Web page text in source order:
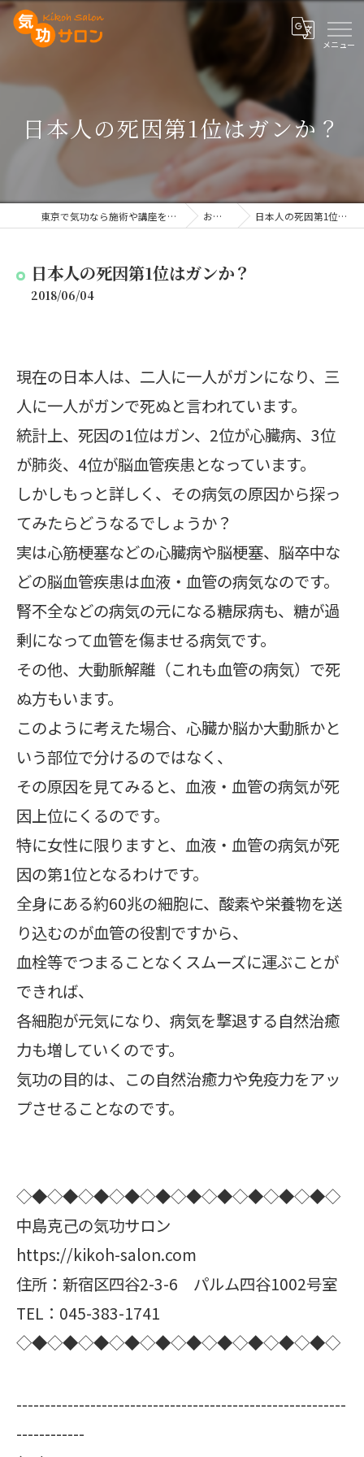
日本人の死因第1位はガンか？
東京で気功なら施術や講座を行う気功サロン お知らせ 日本人の死因第1位はガンか？
日本人の死因第1位はガンか？
2018/06/04
現在の日本人は、二人に一人がガンになり、三
人に一人がガンで死ぬと言われています。
統計上、死因の1位はガン、2位が心臓病、3位
が肺炎、4位が脳血管疾患となっています。
しかしもっと詳しく、その病気の原因から探っ
てみたらどうなるでしょうか？
実は心筋梗塞などの心臓病や脳梗塞、脳卒中な
どの脳血管疾患は血液・血管の病気なのです。
腎不全などの病気の元になる糖尿病も、糖が過
剰になって血管を傷ませる病気です。
その他、大動脈解離（これも血管の病気）で死
ぬ方もいます。
このように考えた場合、心臓か脳か大動脈かと
いう部位で分けるのではなく、
その原因を見てみると、血液・血管の病気が死
因上位にくるのです。
特に女性に限りますと、血液・血管の病気が死
因の第1位となるわけです。
全身にある約60兆の細胞に、酸素や栄養物を送
り込むのが血管の役割ですから、
血栓等でつまることなくスムーズに運ぶことが
できれば、
各細胞が元気になり、病気を撃退する自然治癒
力も増していくのです。
気功の目的は、この自然治癒力や免疫力をアッ
プさせることなのです。
◇◆◇◆◇◆◇◆◇◆◇◆◇◆◇◆◇◆◇◆◇
中島克己の気功サロン
https://kikoh-salon.com
住所：新宿区四谷2-3-6 パルム四谷1002号室
TEL：045-383-1741
◇◆◇◆◇◆◇◆◇◆◇◆◇◆◇◆◇◆◇◆◇
----------------------------------------------------------
------------